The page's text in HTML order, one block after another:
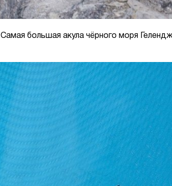
Самая большая акула чёрного моря